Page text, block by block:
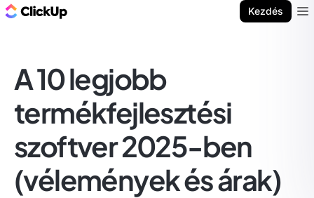
Kezdés
A 10 legjobb
termékfejlesztési
szoftver 2025-ben
(vélemények és árak)